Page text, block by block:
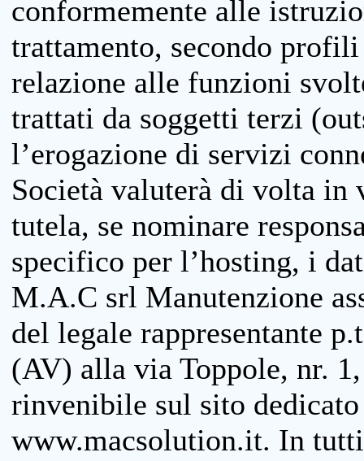
conformemente alle
trattamento, secondo
relazione alle funzioni
trattati da soggetti terzi
l’erogazione di servizi
Società valuterà di volta in
tutela, se nominare
specifico per l’hosting, i
M.A.C srl Manutenzione
del legale rappresentante
(AV) alla via Toppole, nr.
rinvenibile sul sito
www.macsolution.it. In